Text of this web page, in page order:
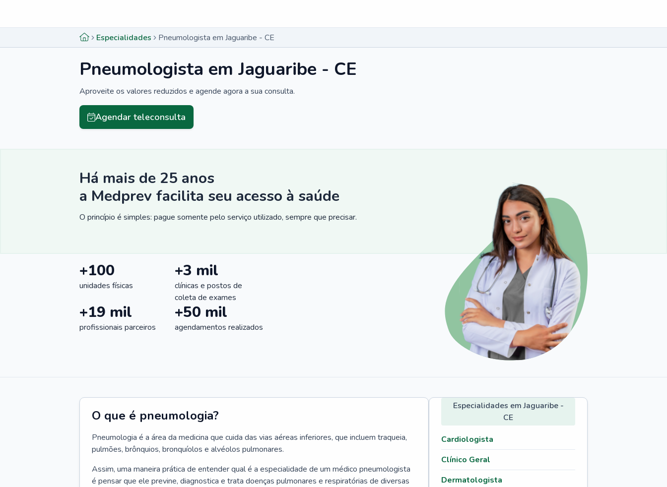
Especialidades Pneumologista em Jaguaribe - CE
Pneumologista em Jaguaribe - CE
Aproveite os valores reduzidos e agende agora a sua consulta.
Agendar teleconsulta
Há mais de 25 anos
a Medprev facilita seu acesso à saúde
O princípio é simples: pague somente pelo serviço utilizado, sempre que precisar.
+100
unidades físicas
+3 mil
clínicas e postos de
coleta de exames
+19 mil
profissionais parceiros
+50 mil
agendamentos realizados
O que é pneumologia?
Pneumologia é a área da medicina que cuida das vias aéreas inferiores, que incluem traqueia,
pulmões, brônquios, bronquíolos e alvéolos pulmonares.
Assim, uma maneira prática de entender qual é a especialidade de um médico pneumologista
é pensar que ele previne, diagnostica e trata doenças pulmonares e respiratórias de diversas
Especialidades em Jaguaribe -
CE
Cardiologista
Clínico Geral
Dermatologista